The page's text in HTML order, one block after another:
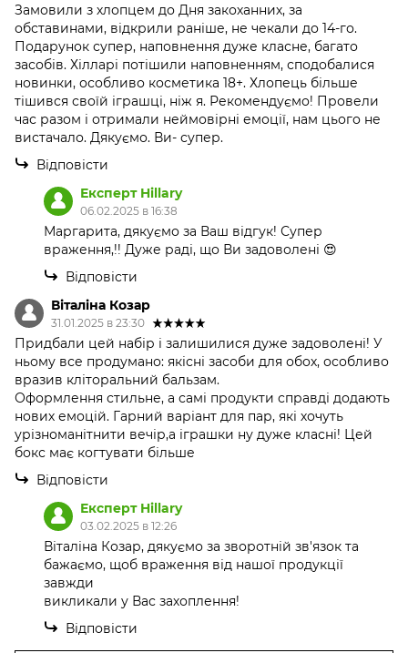
Замовили з хлопцем до Дня закоханних, за
обставинами, відкрили раніше, не чекали до 14-го.
Подарунок супер, наповнення дуже класне, багато
засобів. Хілларі потішили наповненням, сподобалися
новинки, особливо косметика 18+. Хлопець більше
тішився своїй іграшці, ніж я. Рекомендуємо! Провели
час разом і отримали неймовірні емоції, нам цього не
вистачало. Дякуємо. Ви- супер.
Відповісти
Експерт Hillary
06.02.2025 в 16:38
Маргарита, дякуємо за Ваш відгук! Супер
враження,!! Дуже раді, що Ви задоволені 😍
Відповісти
Віталіна Козар
31.01.2025 в 23:30
Придбали цей набір і залишилися дуже задоволені! У
ньому все продумано: якісні засоби для обох, особливо
вразив кліторальний бальзам.
Оформлення стильне, а самі продукти справді додають
нових емоцій. Гарний варіант для пар, які хочуть
урізноманітнити вечір,а іграшки ну дуже класні! Цей
бокс має когтувати більше
Відповісти
Експерт Hillary
03.02.2025 в 12:26
Віталіна Козар, дякуємо за зворотній зв'язок та
бажаємо, щоб враження від нашої продукції
завжди
викликали у Вас захоплення!
Відповісти